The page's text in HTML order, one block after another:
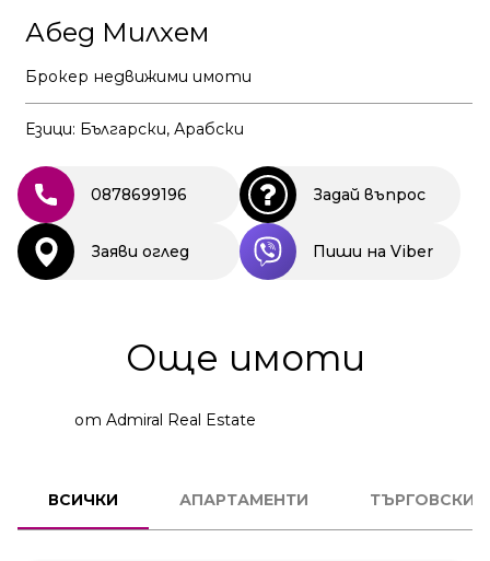
Абед Милхем
Брокер недвижими имоти
Езици: Български, Арабски
0878699196 Задай въпрос
Заяви оглед Пиши на Viber
Още имоти
от Admiral Real Estate
ВСИЧКИ АПАРТАМЕНТИ ТЪРГОВСКИ
СТАЕН
КОД:
231581